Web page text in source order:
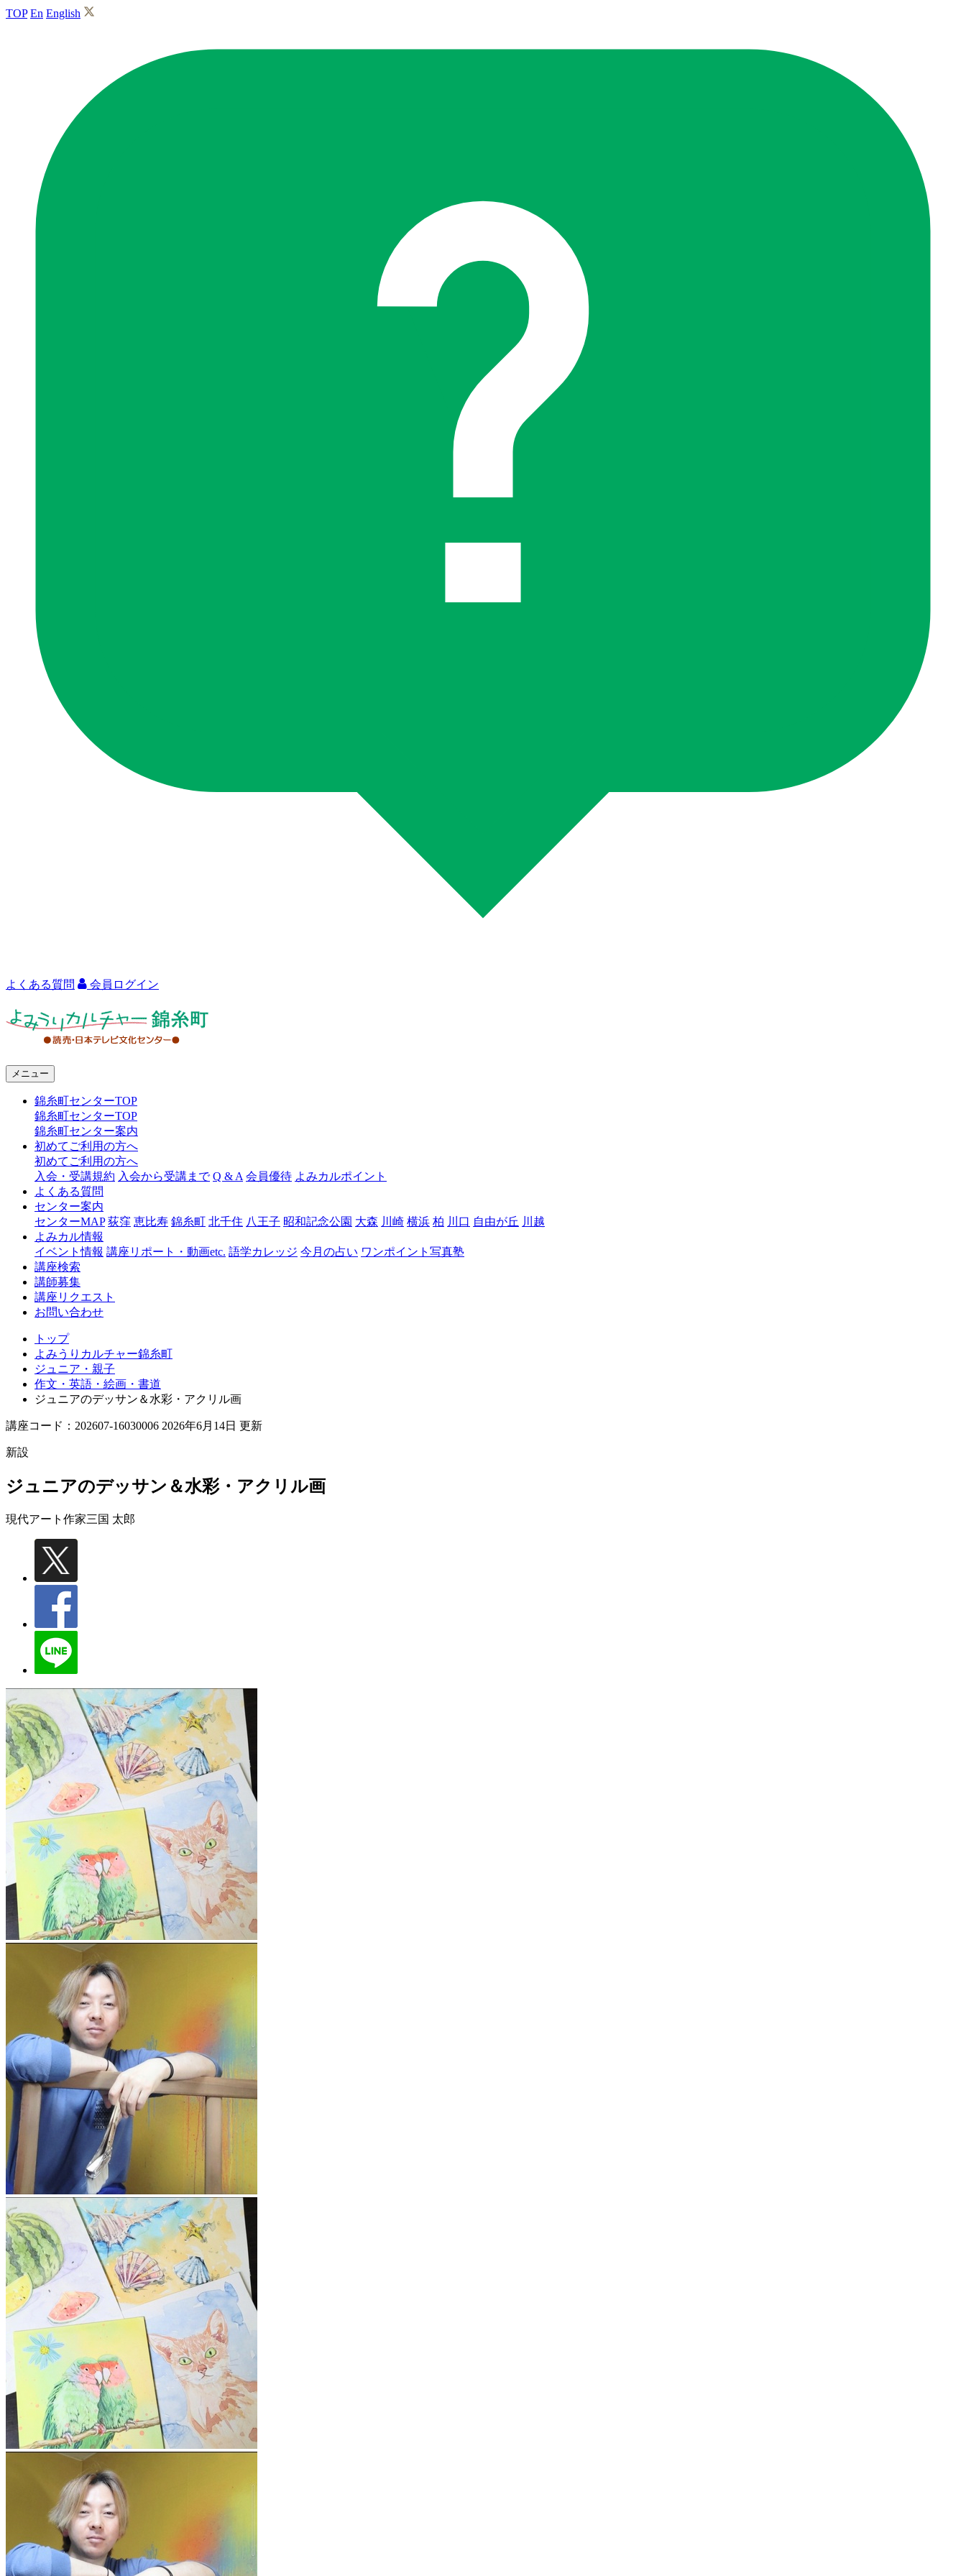
TOP En English
よくある質問 会員ログイン
ャ
錦
糸
メニュー
錦糸町センターTOP
錦糸町センターTOP
錦糸町センター案内
初めてご利用の方へ
初めてご利用の方へ
入会・受講規約 入会から受講まで Q & A 会員優待 よみカルポイント
よくある質問
センター案内
センターMAP 荻窪 恵比寿 錦糸町 北千住 八王子 昭和記念公園 大森 川崎 横浜 柏 川口 自由が丘 川越
よみカル情報
イベント情報 講座リポート・動画etc. 語学カレッジ 今月の占い ワンポイント写真塾
講座検索
講師募集
講座リクエスト
お問い合わせ
トップ
よみうりカルチャー錦糸町
ジュニア・親子
作文・英語・絵画・書道
ジュニアのデッサン＆水彩・アクリル画
講座コード：202607-16030006 2026年6月14日 更新
新設
ジュニアのデッサン＆水彩・アクリル画
現代アート作家三国 太郎